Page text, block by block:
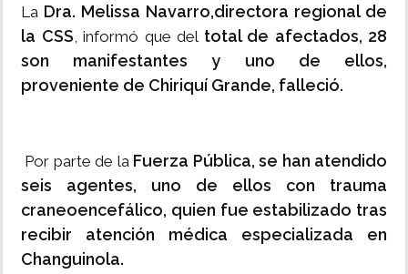
La Dra. Melissa Navarro,directora regional de
la CSS, informó que del total de afectados, 28
son manifestantes y uno de ellos,
proveniente de Chiriquí Grande, falleció.
Por parte de laFuerza Pública, se han atendido
seis agentes, uno de ellos con trauma
craneoencefálico, quien fue estabilizado tras
recibir atención médica especializada en
Changuinola.